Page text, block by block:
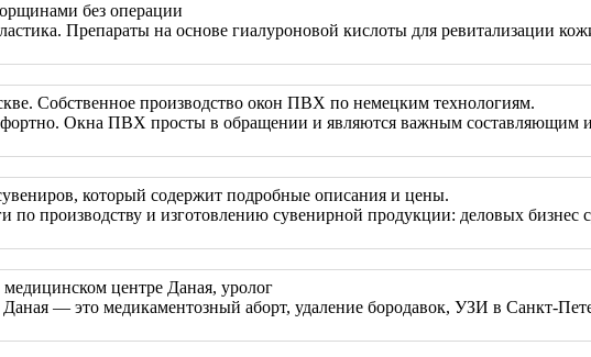
без операции
Препараты на основе гиалуроновой кислоты для ревитализации
Собственное производство окон ПВХ по немецким технологиям.
Окна ПВХ просты в обращении и являются важным составляющим
который содержит подробные описания и цены.
по производству и изготовлению сувенирной продукции: деловых
центре Даная, уролог
— это медикаментозный аборт, удаление бородавок, УЗИ в Санкт-